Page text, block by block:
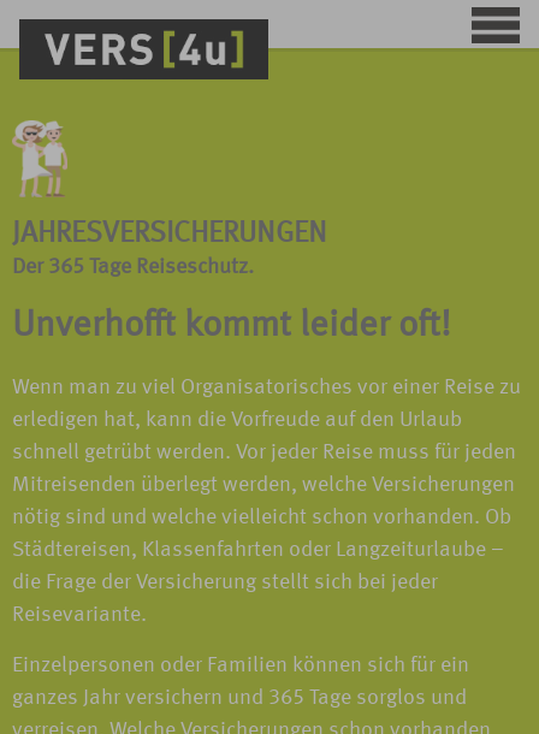
JAHRESVERSICHERUNGEN
Der 365 Tage Reiseschutz.
Unverhofft kommt leider oft!
Wenn man zu viel Organisatorisches vor einer Reise zu
erledigen hat, kann die Vorfreude auf den Urlaub
schnell getrübt werden. Vor jeder Reise muss für jeden
Mitreisenden überlegt werden, welche Versicherungen
nötig sind und welche vielleicht schon vorhanden. Ob
Städtereisen, Klassenfahrten oder Langzeiturlaube –
die Frage der Versicherung stellt sich bei jeder
Reisevariante.
Einzelpersonen oder Familien können sich für ein
ganzes Jahr versichern und 365 Tage sorglos und